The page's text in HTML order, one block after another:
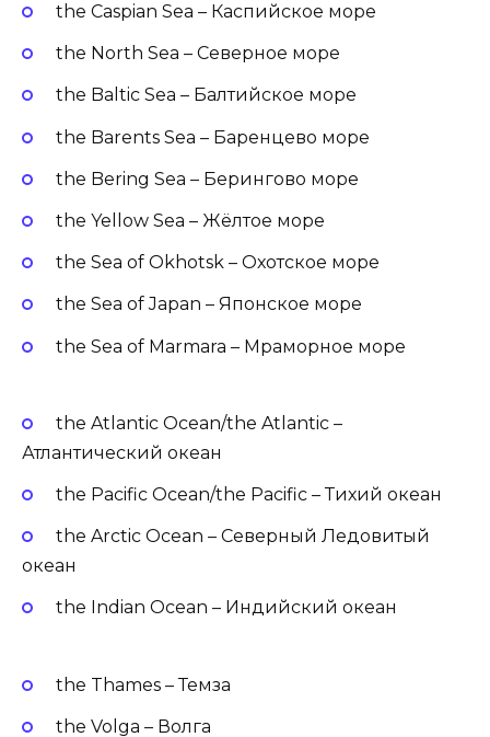
the Caspian Sea – Каспийское море
the North Sea – Северное море
the Baltic Sea – Балтийское море
the Barents Sea – Баренцево море
the Bering Sea – Берингово море
the Yellow Sea – Жёлтое море
the Sea of Okhotsk – Охотское море
the Sea of Japan – Японское море
the Sea of Marmara – Мраморное море
the Atlantic Ocean/the Atlantic –
Атлантический океан
the Pacific Ocean/the Pacific – Тихий океан
the Arctic Ocean – Северный Ледовитый
океан
the Indian Ocean – Индийский океан
the Thames – Темза
the Volga – Волга